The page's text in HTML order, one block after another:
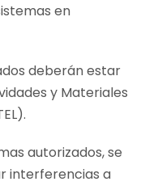
en
deberán estar
y Materiales
autorizados, se
interferencias a